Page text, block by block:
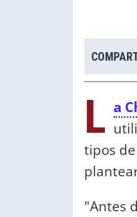
L a
tipos
"Antes